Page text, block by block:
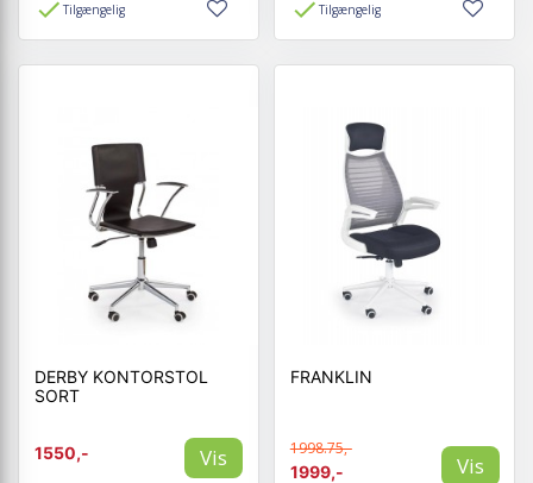
Tilgængelig Tilgængelig
DERBY KONTORSTOL
SORT
1550,- Vis
FRANKLIN
1998.75,-
1999,-
Vis